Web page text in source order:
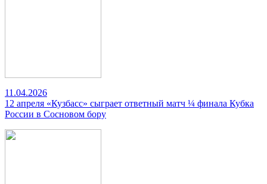
11.04.2026
12 апреля «Кузбасс» сыграет ответный матч ¼ финала Кубка
России в Сосновом бору